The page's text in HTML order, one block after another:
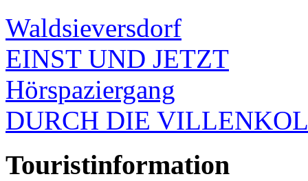
Waldsieversdorf
EINST UND JETZT
Hörspaziergang
DURCH DIE
Touristinformation